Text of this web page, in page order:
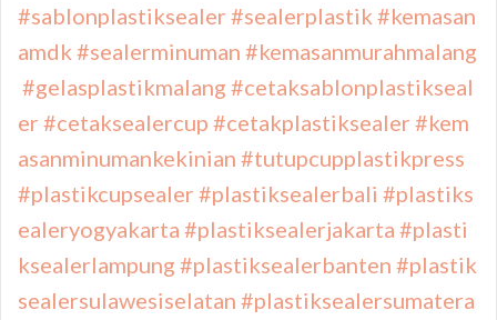
#sablonplastiksealer #sealerplastik #kemasan
amdk #sealerminuman #kemasanmurahmalang
#gelasplastikmalang #cetaksablonplastikseal
er #cetaksealercup #cetakplastiksealer #kem
asanminumankekinian #tutupcupplastikpress
#plastikcupsealer #plastiksealerbali #plastiks
ealeryogyakarta #plastiksealerjakarta #plasti
ksealerlampung #plastiksealerbanten #plastik
sealersulawesiselatan #plastiksealersumatera